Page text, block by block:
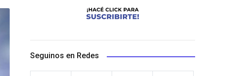
Seguinos en Redes